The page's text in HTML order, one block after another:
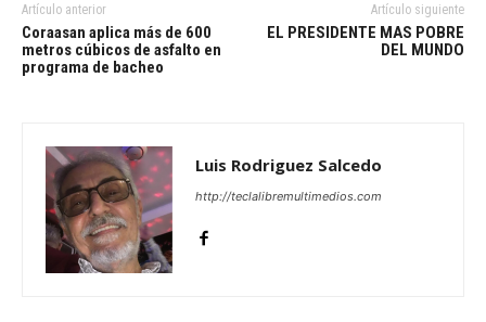
Artículo anterior
Coraasan aplica más de 600
metros cúbicos de asfalto en
programa de bacheo
Artículo siguiente
EL PRESIDENTE MAS POBRE
DEL MUNDO
Luis Rodriguez Salcedo
http://teclalibremultimedios.com